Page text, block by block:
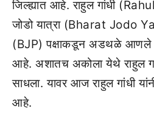
जिल्ह्यात आहे. राहुल गांधी
जोडो यात्रा (Bharat Jodo
(BJP) पक्षाकडून अडथळे आणले
आहे. अशातच अकोला येथे राहुल
साधला. यावर आज राहुल गांधी
आहे.